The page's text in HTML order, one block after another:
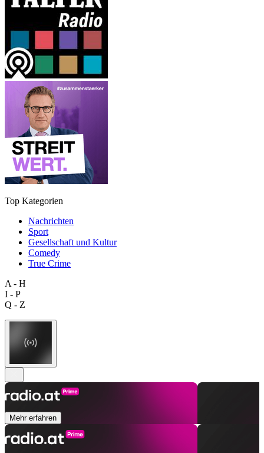
Top Kategorien
Nachrichten
Sport
Gesellschaft und Kultur
Comedy
True Crime
A - H
I - P
Q - Z
Mehr erfahren